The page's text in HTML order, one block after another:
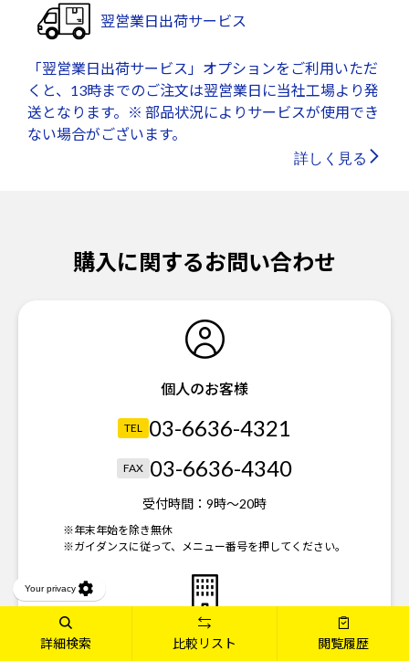
詳細検索 比較リスト 閲覧履歴
翌営業日出荷サービス
「翌営業日出荷サービス」オプションをご利用いただ
くと、13時までのご注文は翌営業日に当社工場より発
送となります。※ 部品状況によりサービスが使用でき
ない場合がございます。
詳しく見る
購入に関するお問い合わせ
個人のお客様
TEL 03-6636-4321
FAX 03-6636-4340
受付時間： 9時～20時
※年末年始を除き無休
※ガイダンスに従って、メニュー番号を押してください。
法人のお客様